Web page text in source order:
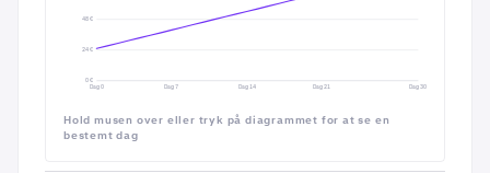
0 €
24 €
48 €
Dag 0 Dag 7 Dag 14 Dag 21 Dag 30
Hold musen over eller tryk på diagrammet for at se en
bestemt dag